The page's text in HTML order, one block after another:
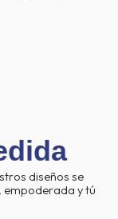
diseños se
empoderada y tú